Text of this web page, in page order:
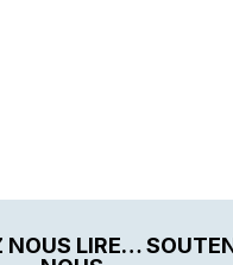
NOUS LIRE…